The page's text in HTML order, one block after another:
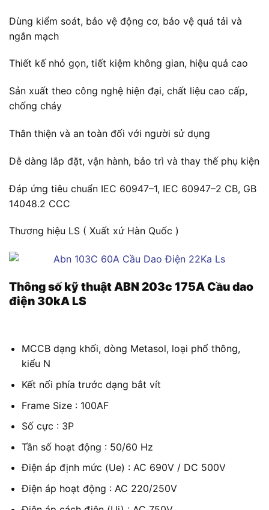
Dùng kiểm soát, bảo vệ động cơ, bảo vệ quá tải và
ngắn mạch
Thiết kế nhỏ gọn, tiết kiệm không gian, hiệu quả cao
Sản xuất theo công nghệ hiện đại, chất liệu cao cấp,
chống cháy
Thân thiện và an toàn đối với người sử dụng
Dễ dàng lắp đặt, vận hành, bảo trì và thay thế phụ kiện
Đáp ứng tiêu chuẩn IEC 60947–1, IEC 60947–2 CB, GB
14048.2 CCC
Thương hiệu LS ( Xuất xứ Hàn Quốc )
Thông số kỹ thuậtABN 203c 175A Cầu dao
điện 30kA LS
MCCB dạng khối, dòng Metasol, loại phổ thông,
kiểu N
Kết nối phía trước dạng bắt vít
Frame Size : 100AF
Số cực : 3P
Tần số hoạt động : 50/60 Hz
Điện áp định mức (Ue) : AC 690V / DC 500V
Điện áp hoạt động : AC 220/250V